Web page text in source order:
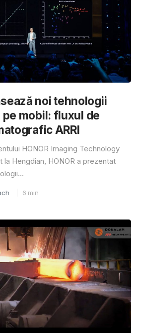
noi tehnologii
pe mobil: fluxul de
ARRI
HONOR Imaging Technology
la Hengdian, HONOR a prezentat
6 min